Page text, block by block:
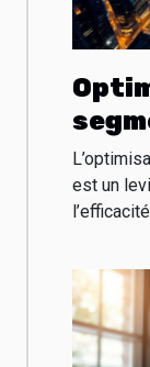
pour
2025
est un